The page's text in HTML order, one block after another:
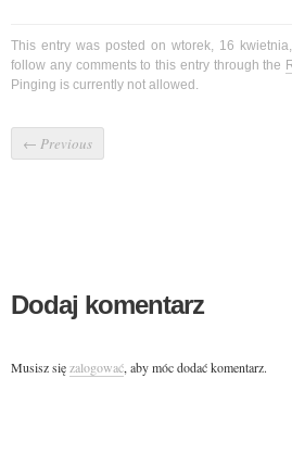
This entry was posted on wtorek, 16
follow any comments to this entry through the
Pinging is currently not allowed.
← Previous
Dodaj komentarz
Musisz sięzalogować, aby móc dodać komentarz.